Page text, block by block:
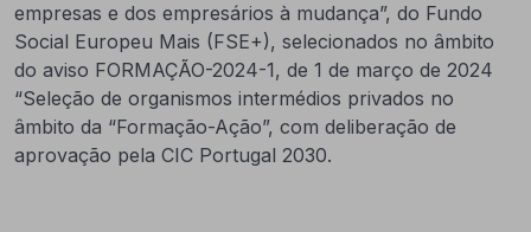
empresas e dos empresários à mudança”, do Fundo
Social Europeu Mais (FSE+), selecionados no âmbito
do aviso FORMAÇÃO-2024-1, de 1 de março de 2024
“Seleção de organismos intermédios privados no
âmbito da “Formação-Ação”, com deliberação de
aprovação pela CIC Portugal 2030.